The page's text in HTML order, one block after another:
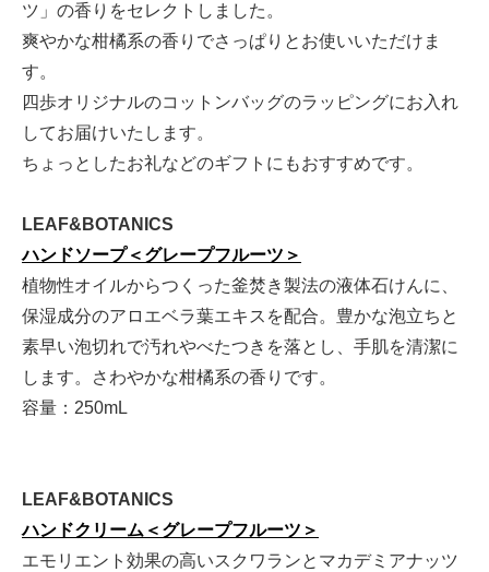
ツ」の香りをセレクトしました。
爽やかな柑橘系の香りでさっぱりとお使いいただけま
す。
四歩オリジナルのコットンバッグのラッピングにお入れ
してお届けいたします。
ちょっとしたお礼などのギフトにもおすすめです。
LEAF&BOTANICS
ハンドソープ＜グレープフルーツ＞
植物性オイルからつくった釜焚き製法の液体石けんに、
保湿成分のアロエベラ葉エキスを配合。豊かな泡立ちと
素早い泡切れで汚れやべたつきを落とし、手肌を清潔に
します。さわやかな柑橘系の香りです。
容量：250mL
LEAF&BOTANICS
ハンドクリーム＜グレープフルーツ＞
エモリエント効果の高いスクワランとマカデミアナッツ